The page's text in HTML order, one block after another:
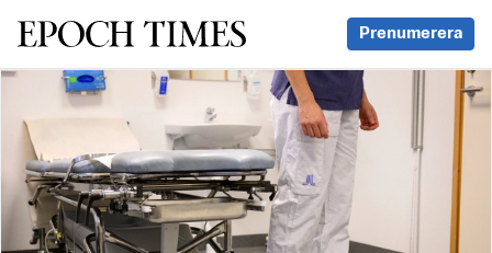
Svenska Epoch Times Prenumerera